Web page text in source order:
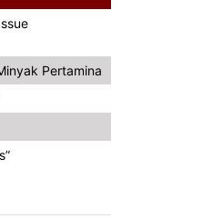
Pertamina